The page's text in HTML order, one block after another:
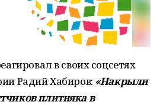
в своих соцсетях
Радий Хабиров: «Накрыли
плитняка в